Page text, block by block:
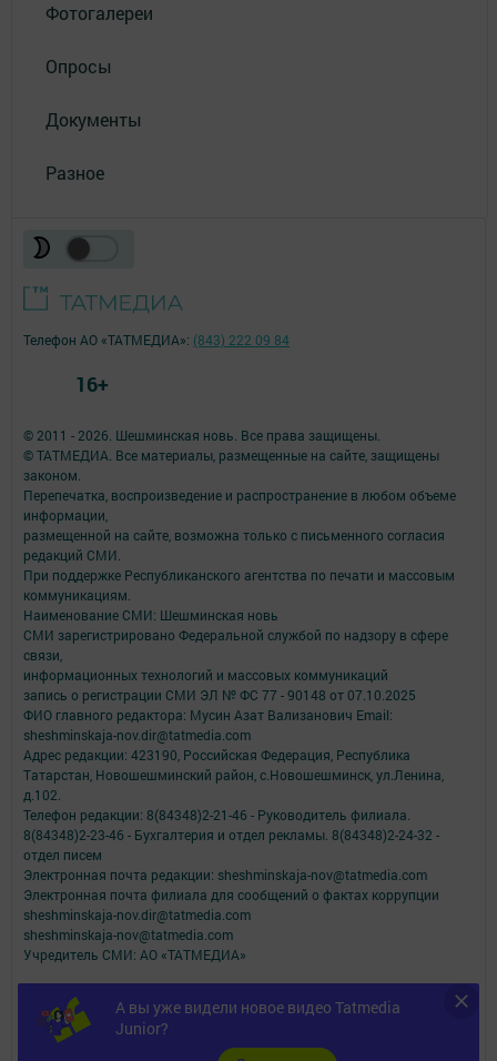
Фотогалереи
Опросы
Документы
Разное
А вы уже видели новое видео Tatmedia
Junior?
© 2011 - 2026. Шешминская новь. Все права защищены.
© ТАТМЕДИА. Все материалы, размещенные на сайте, защищены
законом.
Перепечатка, воспроизведение и распространение в любом объеме
информации,
размещенной на сайте, возможна только с письменного согласия
редакций СМИ.
При поддержке Республиканского агентства по печати и массовым
коммуникациям.
Наименование СМИ: Шешминская новь
СМИ зарегистрировано Федеральной службой по надзору в сфере
связи,
информационных технологий и массовых коммуникаций
запись о регистрации СМИ ЭЛ № ФС 77 - 90148 от 07.10.2025
ФИО главного редактора: Мусин Азат Вализанович Email:
sheshminskaja-nov.dir@tatmedia.com
Адрес редакции: 423190, Российская Федерация, Республика
Татарстан, Новошешминский район, с.Новошешминск, ул.Ленина,
д.102.
Телефон редакции: 8(84348)2-21-46 - Руководитель филиала.
8(84348)2-23-46 - Бухгалтерия и отдел рекламы. 8(84348)2-24-32 -
отдел писем
Электронная почта редакции: sheshminskaja-nov@tatmedia.com
Электронная почта филиала для сообщений о фактах коррупции
sheshminskaja-nov.dir@tatmedia.com
sheshminskaja-nov@tatmedia.com
Учредитель СМИ: АО «ТАТМЕДИА»
Антикоррупционная политика
АО «ТАТМЕДИА» использует «cookie»для персонализации сервисов и
удобства пользователей сайтом.
Использование «cookie» можно отменить в настройках браузера.
Телефон АО «ТАТМЕДИА»: (843) 222 09 84
16+